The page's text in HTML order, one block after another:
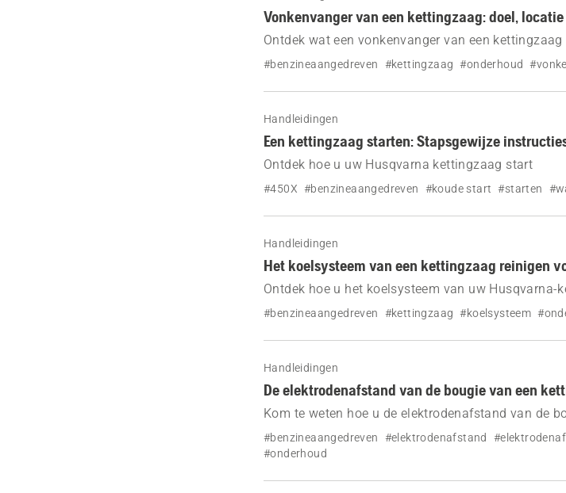
Vonkenvanger van een kettingzaag: doel,
Ontdek wat een vonkenvanger van een
deze reinigt. Houd uw Husqvarna-kettingzaag
#benzineaangedreven #kettingzaag #onderhoud
Handleidingen
Een kettingzaag starten: Stapsgewijze
Ontdek hoe u uw Husqvarna kettingzaag start
#450X #benzineaangedreven #koude start #starten
Handleidingen
Het koelsysteem van een kettingzaag reinigen
Ontdek hoe u het koelsysteem van uw Husqvarna-
#benzineaangedreven #kettingzaag #koelsysteem
Handleidingen
De elektrodenafstand van de bougie van een
Kom te weten hoe u de elektrodenafstand van de
eenvoudig kunt controleren.
#benzineaangedreven #elektrodenafstand
#onderhoud